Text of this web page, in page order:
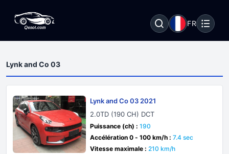
FR
Lynk and Co 03
Lynk and Co 03 2021
2.0TD (190 CH) DCT
Puissance (ch) : 190
Accélération 0 - 100 km/h : 7.4 sec
Vitesse maximale : 210 km/h